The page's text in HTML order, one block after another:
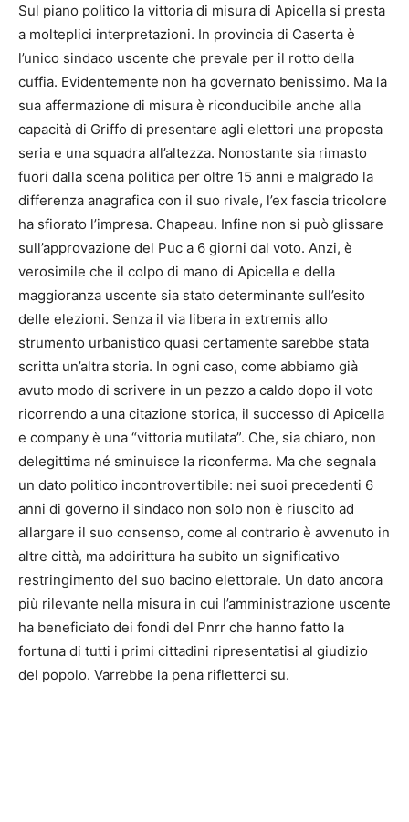
Sul piano politico la vittoria di misura di Apicella si presta
a molteplici interpretazioni. In provincia di Caserta è
l’unico sindaco uscente che prevale per il rotto della
cuffia. Evidentemente non ha governato benissimo. Ma la
sua affermazione di misura è riconducibile anche alla
capacità di Griffo di presentare agli elettori una proposta
seria e una squadra all’altezza. Nonostante sia rimasto
fuori dalla scena politica per oltre 15 anni e malgrado la
differenza anagrafica con il suo rivale, l’ex fascia tricolore
ha sfiorato l’impresa. Chapeau. Infine non si può glissare
sull’approvazione del Puc a 6 giorni dal voto. Anzi, è
verosimile che il colpo di mano di Apicella e della
maggioranza uscente sia stato determinante sull’esito
delle elezioni. Senza il via libera in extremis allo
strumento urbanistico quasi certamente sarebbe stata
scritta un’altra storia. In ogni caso, come abbiamo già
avuto modo di scrivere in un pezzo a caldo dopo il voto
ricorrendo a una citazione storica, il successo di Apicella
e company è una “vittoria mutilata”. Che, sia chiaro, non
delegittima né sminuisce la riconferma. Ma che segnala
un dato politico incontrovertibile: nei suoi precedenti 6
anni di governo il sindaco non solo non è riuscito ad
allargare il suo consenso, come al contrario è avvenuto in
altre città, ma addirittura ha subito un significativo
restringimento del suo bacino elettorale. Un dato ancora
più rilevante nella misura in cui l’amministrazione uscente
ha beneficiato dei fondi del Pnrr che hanno fatto la
fortuna di tutti i primi cittadini ripresentatisi al giudizio
del popolo. Varrebbe la pena rifletterci su.